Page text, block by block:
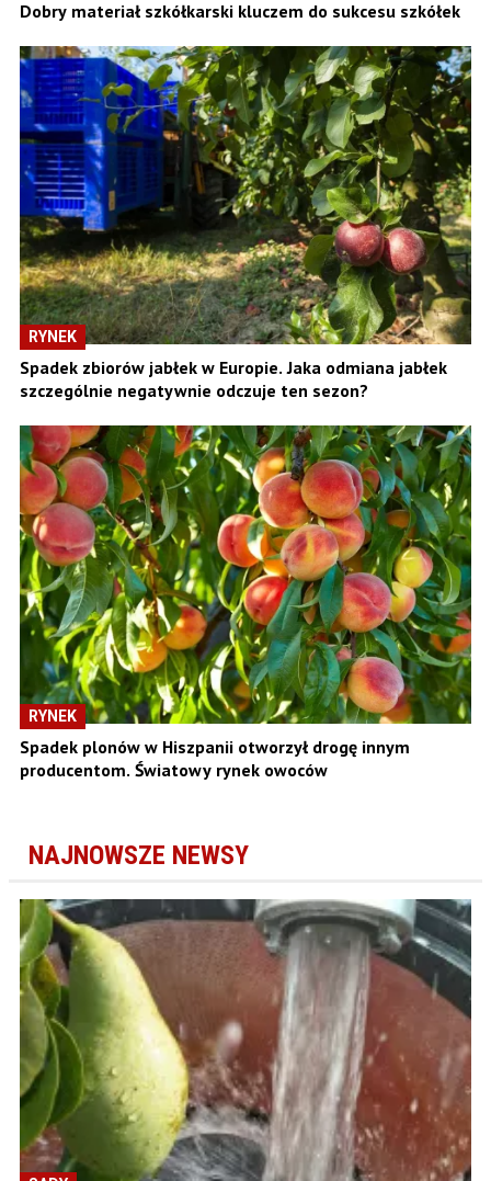
Dobry materiał szkółkarski kluczem do sukcesu szkółek
RYNEK
Spadek zbiorów jabłek w Europie. Jaka odmiana jabłek
szczególnie negatywnie odczuje ten sezon?
RYNEK
Spadek plonów w Hiszpanii otworzył drogę innym
producentom. Światowy rynek owoców
NAJNOWSZE NEWSY